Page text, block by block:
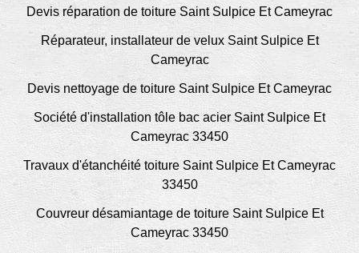
Devis réparation de toiture Saint Sulpice Et Cameyrac
Réparateur, installateur de velux Saint Sulpice Et
Cameyrac
Devis nettoyage de toiture Saint Sulpice Et Cameyrac
Société d'installation tôle bac acier Saint Sulpice Et
Cameyrac 33450
Travaux d'étanchéité toiture Saint Sulpice Et Cameyrac
33450
Couvreur désamiantage de toiture Saint Sulpice Et
Cameyrac 33450